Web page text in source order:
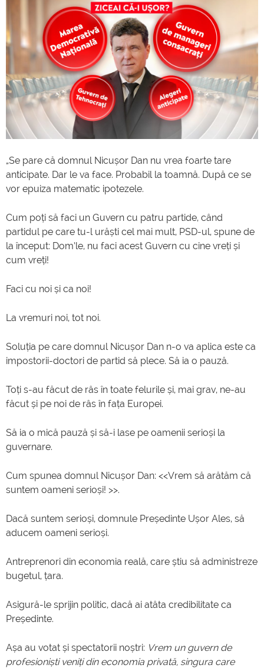
„Se pare că domnul Nicușor Dan nu vrea foarte tare
anticipate. Dar le va face. Probabil la toamnă. După ce se
vor epuiza matematic ipotezele.
Cum poți să faci un Guvern cu patru partide, când
partidul pe care tu-l urăști cel mai mult, PSD-ul, spune de
la început: Dom’le, nu faci acest Guvern cu cine vreți și
cum vreți!
Faci cu noi și ca noi!
La vremuri noi, tot noi.
Soluția pe care domnul Nicușor Dan n-o va aplica este ca
impostorii-doctori de partid să plece. Să ia o pauză.
Toți s-au făcut de râs în toate felurile și, mai grav, ne-au
făcut și pe noi de râs în fața Europei.
Să ia o mică pauză și să-i lase pe oamenii serioși la
guvernare.
Cum spunea domnul Nicușor Dan: <<Vrem să arătăm că
suntem oameni serioși! >>.
Dacă suntem serioși, domnule Președinte Ușor Ales, să
aducem oameni serioși.
Antreprenori din economia reală, care știu să administreze
bugetul, țara.
Asigură-le sprijin politic, dacă ai atâta credibilitate ca
Președinte.
Așa au votat și spectatorii noștri: Vrem un guvern de
profesioniști veniți din economia privată, singura care